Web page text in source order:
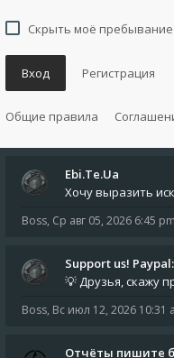
Скрыть моё
Вход Регистрация
Общие правила
Ebi.Te.Ua
Boss, Ср авг 05, 2026 6:45 pm
Support us!
Boss, Вс июл 12, 2026 10:31
Отчёты пишите